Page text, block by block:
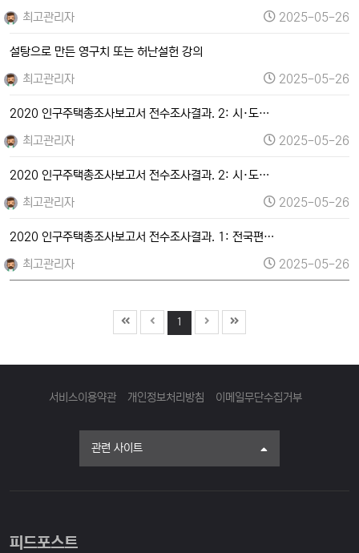
최고관리자
2025-05-26
설탕으로 만든 영구치 또는 허난설헌 강의
최고관리자
2025-05-26
2020 인구주택총조사보고서 전수조사결과. 2: 시·도…
최고관리자
2025-05-26
2020 인구주택총조사보고서 전수조사결과. 2: 시·도…
최고관리자
2025-05-26
2020 인구주택총조사보고서 전수조사결과. 1: 전국편…
최고관리자
2025-05-26
1
서비스이용약관 개인정보처리방침 이메일무단수집거부
관련 사이트
피드포스트